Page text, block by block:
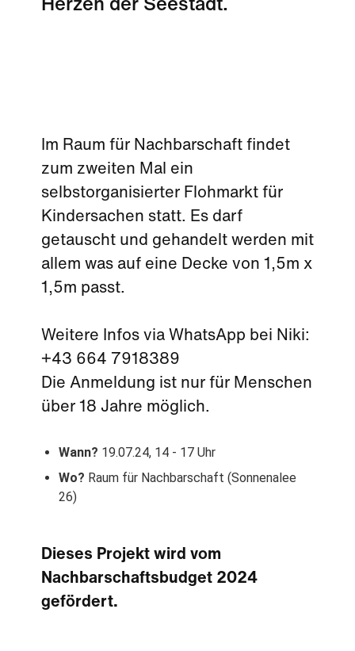
Herzen der Seestadt.
Im Raum für Nachbarschaft findet
zum zweiten Mal ein
selbstorganisierter Flohmarkt für
Kindersachen statt. Es darf
getauscht und gehandelt werden mit
allem was auf eine Decke von 1,5m x
1,5m passt.
Weitere Infos via WhatsApp bei Niki:
+43 664 7918389
Die Anmeldung ist nur für Menschen
über 18 Jahre möglich.
Wann? 19.07.24, 14 - 17 Uhr
Wo? Raum für Nachbarschaft (Sonnenalee
26)
Dieses Projekt wird vom
Nachbarschaftsbudget 2024
gefördert.